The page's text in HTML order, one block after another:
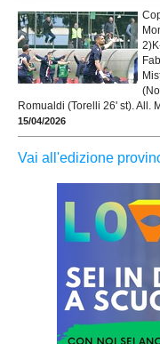
Romualdi (Torelli 26' st). All.
15/04/2026
Vai all'edizione